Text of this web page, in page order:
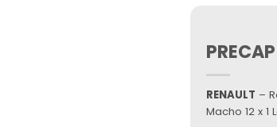
RENAULT –
Macho 12 x 1